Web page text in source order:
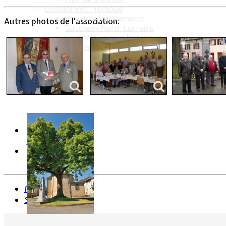
Lotissement Hambois
Projet de lotissements
Hambois, rappel historique
Le lotissement Hambois
Cadre de vie
Autres photos de l'association:
Précédent
Suivant